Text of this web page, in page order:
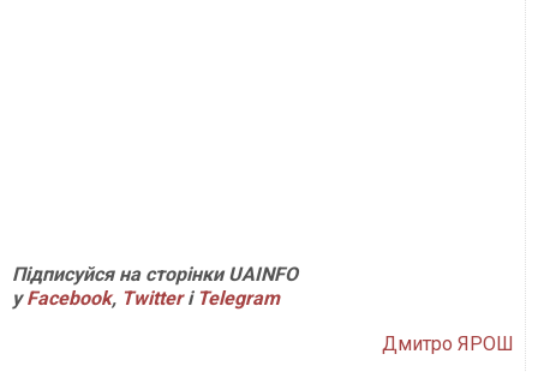
Підписуйся на сторінки UAINFO
уFacebook, Twitter і Telegram
Дмитро ЯРОШ